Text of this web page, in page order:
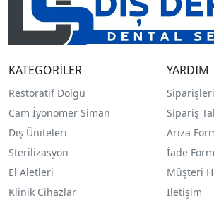
KATEGORİLER
Restoratif Dolgu
Cam İyonomer Siman
Diş Üniteleri
Sterilizasyon
El Aletleri
Klinik Cihazlar
YARDIM
Sipariş
Arıza
İade
Müşteri
İletişim